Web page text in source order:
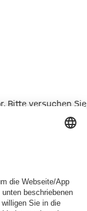
Bitte versuchen Sie